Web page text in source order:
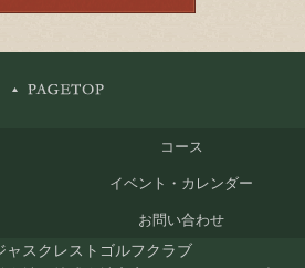
コース
イベント・カレンダー
お問い合わせ
ャスクレストゴルフクラブ